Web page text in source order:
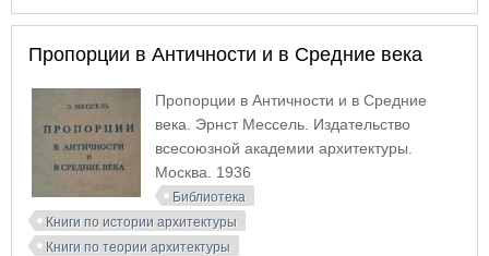
Пропорции в Античности и в Средние века
Пропорции в Античности и в Средние
века. Эрнст Мессель. Издательство
всесоюзной академии архитектуры.
Москва. 1936
Библиотека
Книги по истории архитектуры
Книги по теории архитектуры